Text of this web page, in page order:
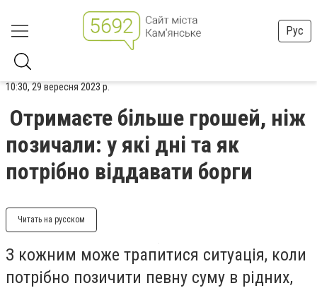
Рус
10:30, 29 вересня 2023 р.
Отримаєте більше грошей, ніж
позичали: у які дні та як
потрібно віддавати борги
Читать на русском
З кожним може трапитися ситуація, коли
потрібно позичити певну суму в рідних,